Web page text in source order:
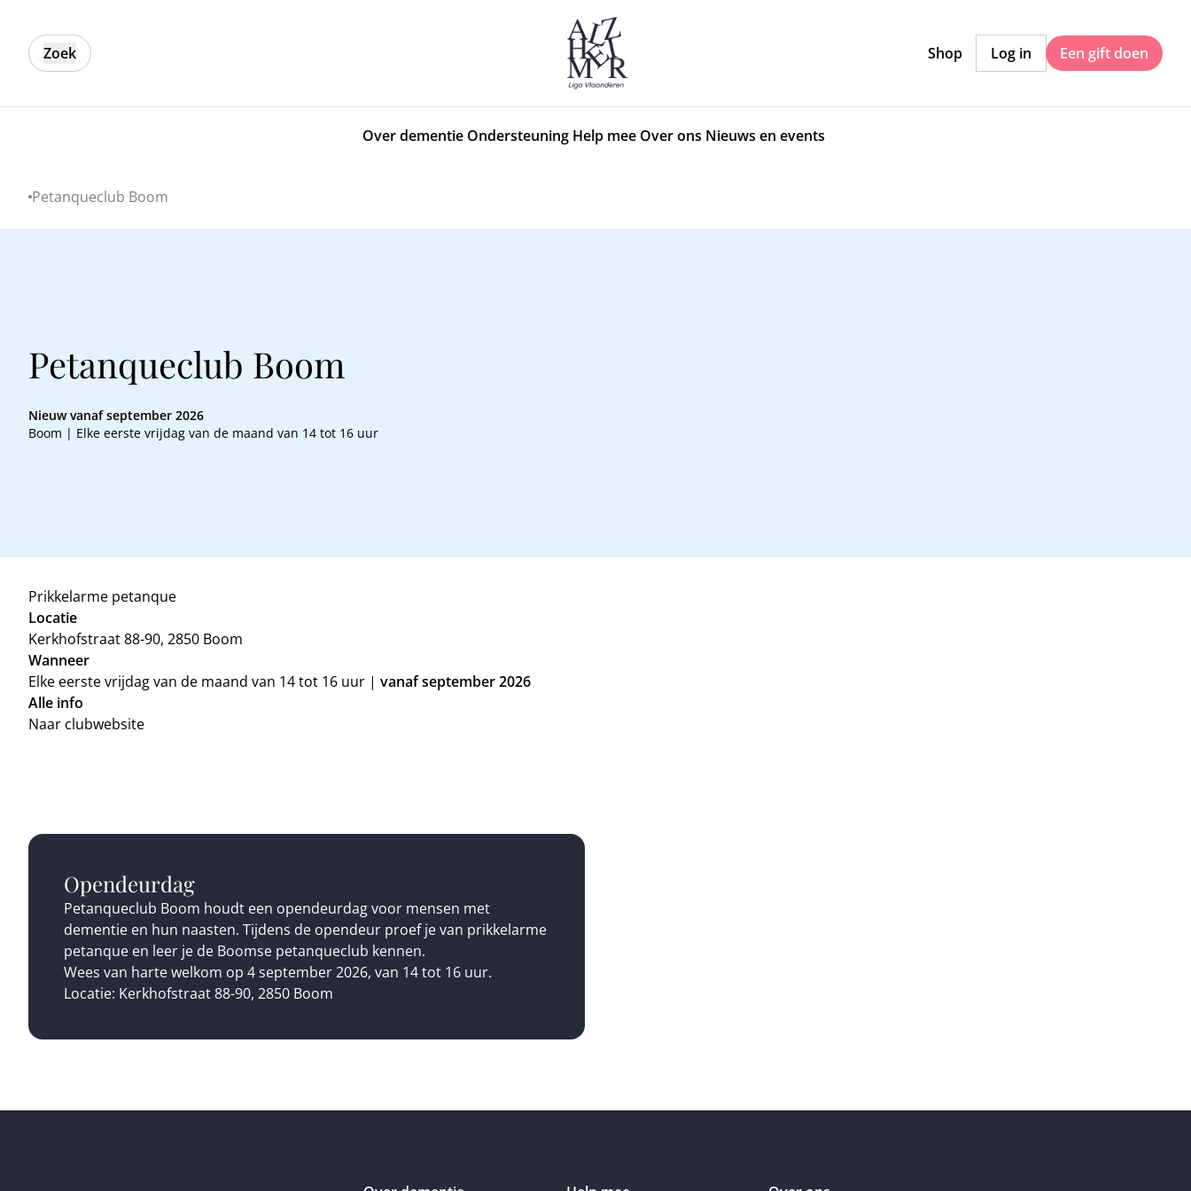
Zoek Shop Log in Een gift doen
Over dementie Ondersteuning Help mee Over ons Nieuws en events
Home
Petanqueclub Boom
Petanqueclub Boom
Nieuw vanaf september 2026
Boom | Elke eerste vrijdag van de maand van 14 tot 16 uur
Prikkelarme petanque
Locatie
Kerkhofstraat 88-90, 2850 Boom
Wanneer
Elke eerste vrijdag van de maand van 14 tot 16 uur | vanaf september 2026
Alle info
Naar clubwebsite
Opendeurdag
Petanqueclub Boom houdt een opendeurdag voor mensen met
dementie en hun naasten. Tijdens de opendeur proef je van prikkelarme
petanque en leer je de Boomse petanqueclub kennen.
Wees van harte welkom op 4 september 2026, van 14 tot 16 uur.
Locatie: Kerkhofstraat 88-90, 2850 Boom